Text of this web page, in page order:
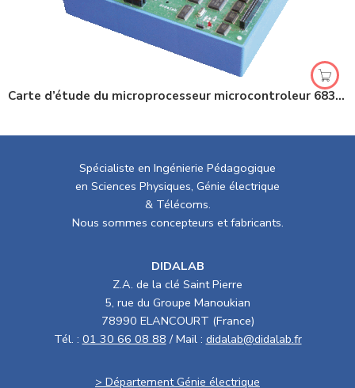
Carte d’étude du microprocesseur microcontroleur 68332
Spécialiste en Ingénierie Pédagogique
en Sciences Physiques, Génie électrique
& Télécoms.
Nous sommes concepteurs et fabricants.
DIDALAB
Z.A. de la clé Saint Pierre
5, rue du Groupe Manoukian
78990 ELANCOURT (France)
Tél. : 01 30 66 08 88 / Mail : didalab@didalab.fr
> Département Génie électrique